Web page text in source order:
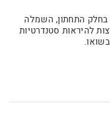
בחלק התחתון, השמלה
להיראות סטנדרטיות